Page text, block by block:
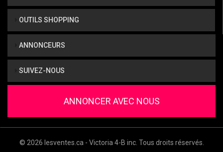
OUTILS SHOPPING
ANNONCEURS
SUIVEZ-NOUS
ANNONCER AVEC NOUS
© 2026 lesventes.ca - Victoria 4-B inc. Tous droits réservés.